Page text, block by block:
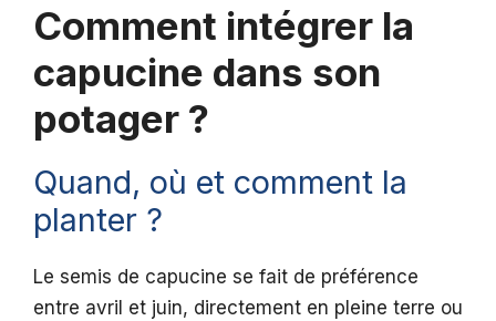
Comment intégrer la
capucine dans son
potager ?
Quand, où et comment la
planter ?
Le semis de capucine se fait de préférence
entre avril et juin, directement en pleine terre ou